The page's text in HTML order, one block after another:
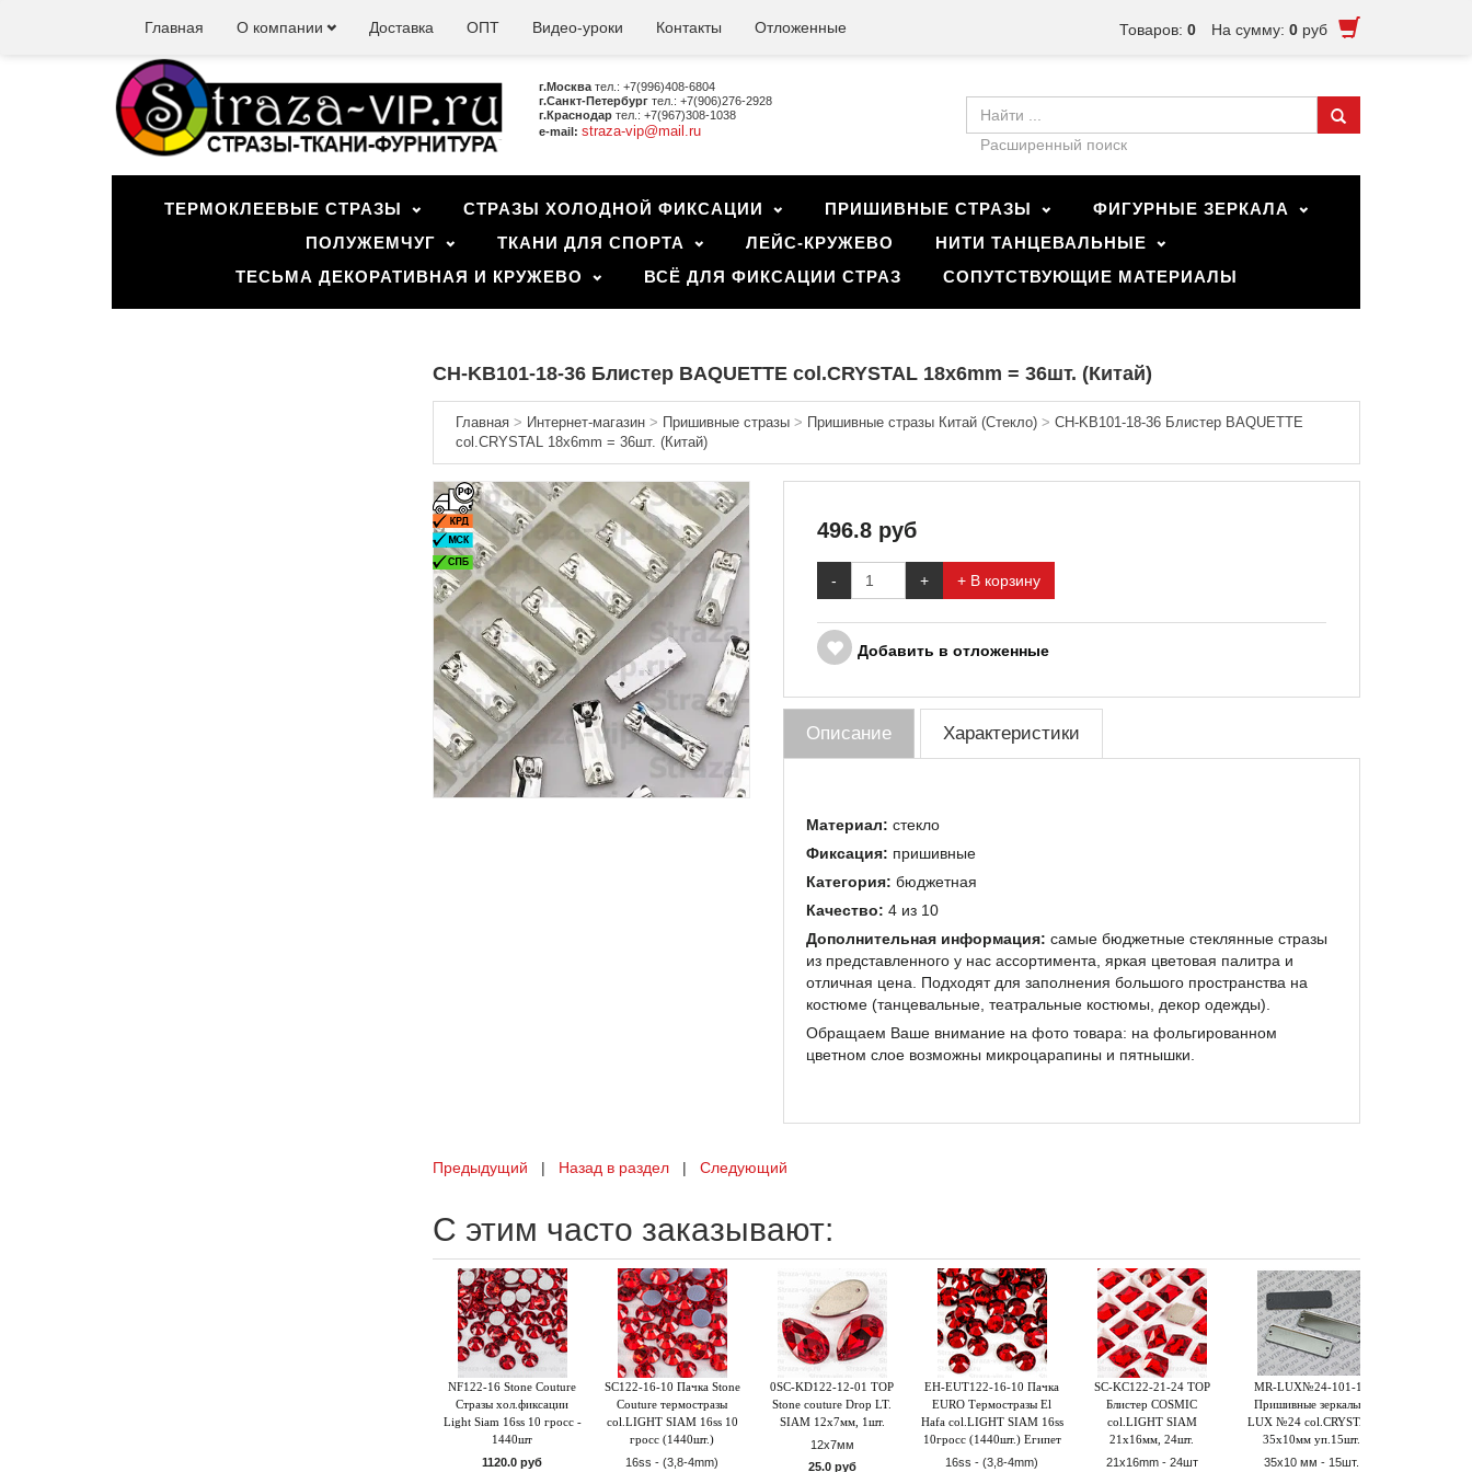
Товаров: 0 На сумму: 0 руб
Главная О компании Доставка ОПТ Видео-уроки Контакты Отложенные
г.Москва тел.: +7(996)408-6804
г.Санкт-Петербург тел.: +7(906)276-2928
г.Краснодар тел.: +7(967)308-1038
e-mail: straza-vip@mail.ru
Расширенный поиск
ТЕРМОКЛЕЕВЫЕ СТРАЗЫ СТРАЗЫ ХОЛОДНОЙ ФИКСАЦИИ ПРИШИВНЫЕ СТРАЗЫ
ФИГУРНЫЕ ЗЕРКАЛА
ПОЛУЖЕМЧУГ
ТКАНИ ДЛЯ СПОРТА ЛЕЙС-КРУЖЕВО
НИТИ ТАНЦЕВАЛЬНЫЕ
ТЕСЬМА ДЕКОРАТИВНАЯ И КРУЖЕВО
ВСЁ ДЛЯ ФИКСАЦИИ СТРАЗ СОПУТСТВУЮЩИЕ МАТЕРИАЛЫ
CH-KB101-18-36 Блистер BAQUETTE col.CRYSTAL 18x6mm = 36шт. (Китай)
Главная> Интернет-магазин> Пришивные стразы> Пришивные стразы Китай (Стекло)> CH-KB101-18-36 Блистер BAQUETTE
col.CRYSTAL 18x6mm = 36шт. (Китай)
496.8руб
- + + В корзину
Добавить в отложенные
Описание Характеристики
Материал: стекло
Фиксация: пришивные
Категория: бюджетная
Качество: 4 из 10
Дополнительная информация: самые бюджетные стеклянные стразы
из представленного у нас ассортимента, яркая цветовая палитра и
отличная цена. Подходят для заполнения большого пространства на
костюме (танцевальные, театральные костюмы, декор одежды).
Обращаем Ваше внимание на фото товара: на фольгированном
цветном слое возможны микроцарапины и пятнышки.
Предыдущий | Назад в раздел| Следующий
С этим часто заказывают:
NF122-16 Stone Couture
Стразы хол.фиксации
Light Siam 16ss 10 гросс -
1440шт
1120.0 руб
SC122-16-10 Пачка Stone
Couture термостразы
col.LIGHT SIAM 16ss 10
гросс (1440шт.)
16ss - (3,8-4mm)
0SC-KD122-12-01 TOP
Stone couture Drop LT.
SIAM 12x7мм, 1шт.
12х7мм
25.0 руб
EH-EUT122-16-10 Пачка
EURO Термостразы El
Hafa col.LIGHT SIAM 16ss
10гросс (1440шт.) Египет
16ss - (3,8-4mm)
SC-KC122-21-24 TOP
Блистер COSMIC
col.LIGHT SIAM
21x16мм, 24шт.
21x16mm - 24шт
MR-LUX№24-101-15
Пришивные зеркальца
LUX №24 col.CRYSTAL
35х10мм уп.15шт.
35х10 мм - 15шт.